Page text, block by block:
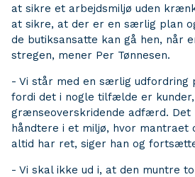
at sikre et arbejdsmiljø uden
at sikre, at der er en særlig plan
de butiksansatte kan gå hen, når
stregen, mener Per Tønnesen.
- Vi står med en særlig udfordring
fordi det i nogle tilfælde er
grænseoverskridende adfærd.
håndtere i et miljø, hvor mantraet
altid har ret, siger han og
- Vi skal ikke ud i, at den muntre